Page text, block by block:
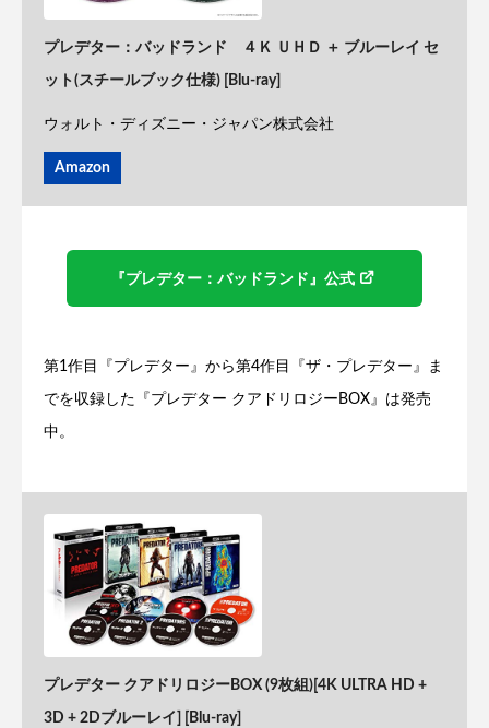
プレデター：バッドランド ４Ｋ ＵＨＤ ＋ ブルーレイ セ
ット(スチールブック仕様) [Blu-ray]
ウォルト・ディズニー・ジャパン株式会社
Amazon
『プレデター：バッドランド』公式
第1作目『プレデター』から第4作目『ザ・プレデター』ま
でを収録した『プレデター クアドリロジーBOX』は発売
中。
プレデター クアドリロジーBOX (9枚組)[4K ULTRA HD +
3D + 2Dブルーレイ] [Blu-ray]